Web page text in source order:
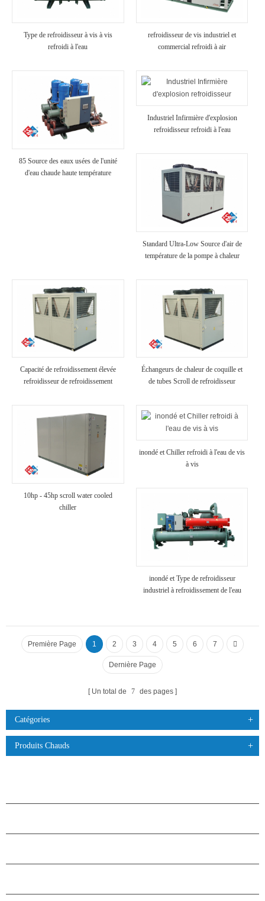
Type de refroidisseur à vis à vis
refroidi à l'eau
refroidisseur de vis industriel et
commercial refroidi à air
85 Source des eaux usées de l'unité
d'eau chaude haute température
Industriel Infirmière d'explosion
refroidisseur refroidi à l'eau
Standard Ultra-Low Source d'air de
température de la pompe à chaleur
Capacité de refroidissement élevée
refroidisseur de refroidissement
Échangeurs de chaleur de coquille et
de tubes Scroll de refroidisseur
10hp - 45hp scroll water cooled
chiller
inondé et Chiller refroidi à l'eau de vis
à vis
inondé et Type de refroidisseur
industriel à refroidissement de l'eau
Première Page 1 2 3 4 5 6 7
Dernière Page
Un total de 7 des pages
Catégories
Produits Chauds